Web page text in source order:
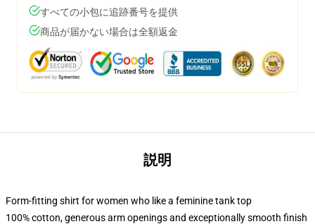
すべての小包に追跡番号を提供
商品が届かない場合は全額返金
説明
Form-fitting shirt for women who like a feminine tank top
100% cotton, generous arm openings and exceptionally smooth finish